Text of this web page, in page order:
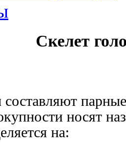
Cкелет
составляют
носят
на: